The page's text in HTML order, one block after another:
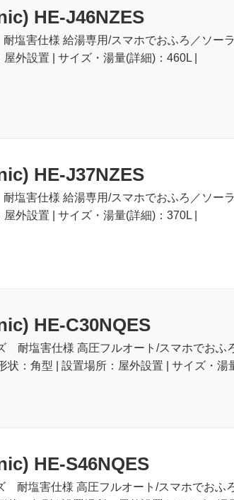
HE-J46NZES
塩害仕様 給湯専用/スマホでおふろ／ソー
外設置 | サイズ・湯量(詳細)：460L |
HE-J37NZES
塩害仕様 給湯専用/スマホでおふろ／ソー
外設置 | サイズ・湯量(詳細)：370L |
HE-C30NQES
耐塩害仕様 高圧フルオート/スマホでおふ
：角型 | 設置場所：屋外設置 | サイズ・湯
HE-S46NQES
耐塩害仕様 高圧フルオート/スマホでおふ